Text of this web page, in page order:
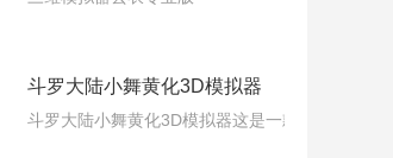
斗罗大陆小舞黄化3D模拟器
斗罗大陆小舞黄化3D模拟器这是一款非常刺激